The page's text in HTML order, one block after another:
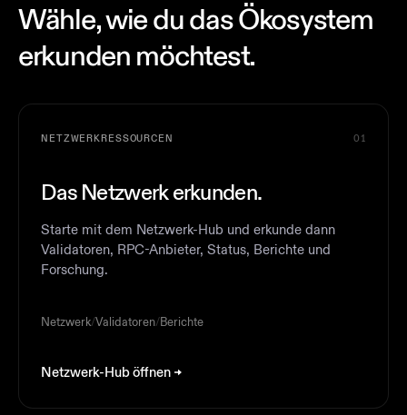
Wähle, wie du das Ökosystem
erkunden möchtest.
NETZWERKRESSOURCEN 01
Das Netzwerk erkunden.
Starte mit dem Netzwerk-Hub und erkunde dann
Validatoren, RPC-Anbieter, Status, Berichte und
Forschung.
Netzwerk/Validatoren/Berichte
Netzwerk-Hub öffnen